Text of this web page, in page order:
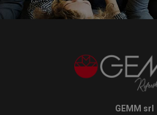
GEMM srl